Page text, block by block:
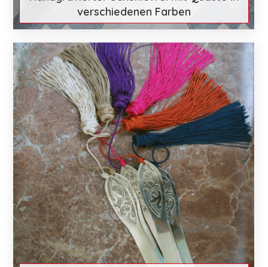
verschiedenen Farben
€ 26 Mehr entdecken